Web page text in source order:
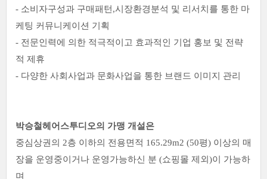
- 소비자구성과 구매패턴,시장환경분석 및 리서치를 통한 마
케팅 커뮤니케이션 기획
- 전문인력에 의한 적극적이고 효과적인 기업 홍보 및 전략
적 제휴
- 다양한 사회사업과 문화사업을 통한 브랜드 이미지 관리
박승철헤어스투디오의 가맹 개설은
중심상권의 2층 이하의 전용면적 165.29m2 (50평) 이상의 매
장을 운영중이거나 운영가능하신 분 (쇼핑몰 제외)이 가능하
며